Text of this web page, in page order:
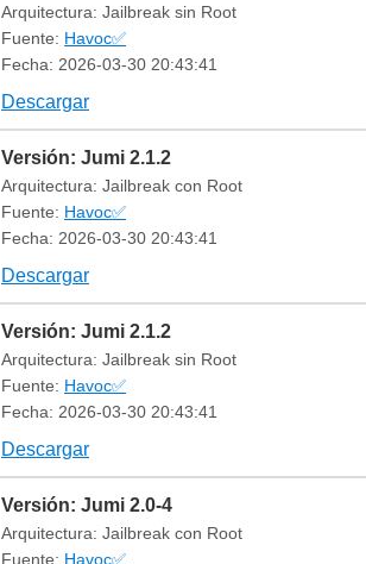
Arquitectura: Jailbreak sin Root
Fuente: Havoc✅
Fecha: 2026-03-30 20:43:41
Descargar
Versión: Jumi 2.1.2
Arquitectura: Jailbreak con Root
Fuente: Havoc✅
Fecha: 2026-03-30 20:43:41
Descargar
Versión: Jumi 2.1.2
Arquitectura: Jailbreak sin Root
Fuente: Havoc✅
Fecha: 2026-03-30 20:43:41
Descargar
Versión: Jumi 2.0-4
Arquitectura: Jailbreak con Root
Fuente: Havoc✅